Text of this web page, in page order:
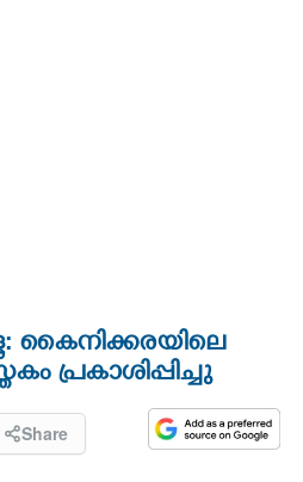
കൈനിക്കരയിലെ
പ്രകാശിപ്പിച്ചു
Share